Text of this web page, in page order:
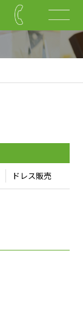
ドレス販売